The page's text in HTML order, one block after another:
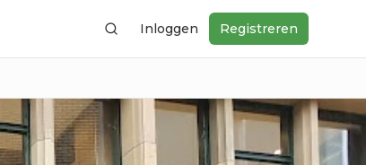
ZoekenInloggen Registreren